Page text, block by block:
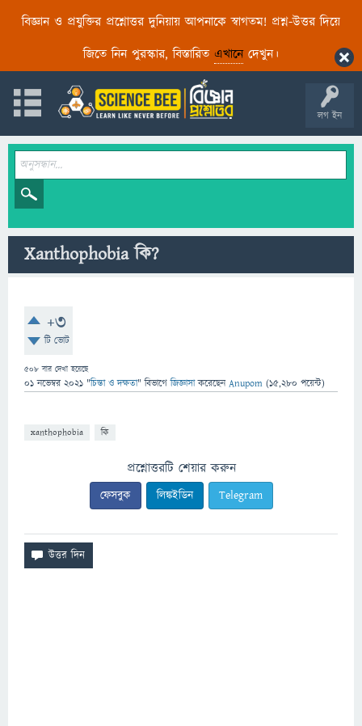
বিজ্ঞান ও প্রযুক্তির প্রশ্নোত্তর দুনিয়ায় আপনাকে স্বাগতম! প্রশ্ন-উত্তর দিয়ে
জিতে নিন পুরস্কার, বিস্তারিত এখানেদেখুন।
লগ ইন
Xanthophobia কি?
+3
টি ভোট
508 বার দেখা হয়েছে
01 নভেম্বর 2021 "চিন্তা ও দক্ষতা" বিভাগে জিজ্ঞাসাকরেছেনAnupom (15,280 পয়েন্ট)
xanthophobia কি
প্রশ্নোত্তরটি শেয়ার করুন
ফেসবুক লিঙ্কইডিন Telegram